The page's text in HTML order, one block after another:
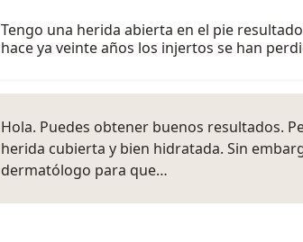
Tengo una herida abierta en el pie
hace ya veinte años los injertos se han
Hola. Puedes obtener buenos resultados.
herida cubierta y bien hidratada. Sin
dermatólogo para que…